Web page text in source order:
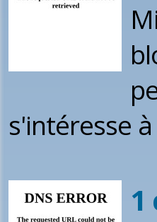
s'intéresse